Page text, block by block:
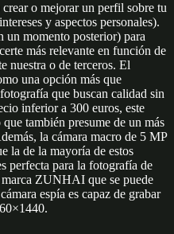
o mejorar un perfil sobre tu
y aspectos personales).
un momento posterior) para
más relevante en función de
nuestra o de terceros. El
una opción más que
que buscan calidad sin
inferior a 300 euros, este
también presume de un más
la cámara macro de 5 MP
la de la mayoría de estos
perfecta para la fotografía de
ZUNHAI que se puede
espía es capaz de grabar